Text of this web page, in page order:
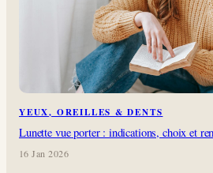
YEUX, OREILLES & DENTS
Lunette vue porter : indications, choix et
16 Jan 2026